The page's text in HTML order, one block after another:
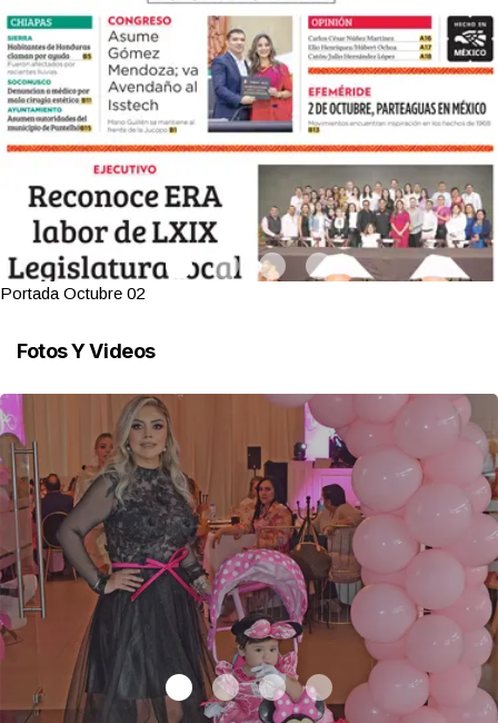
Portada Octubre 02
Fotos Y Videos